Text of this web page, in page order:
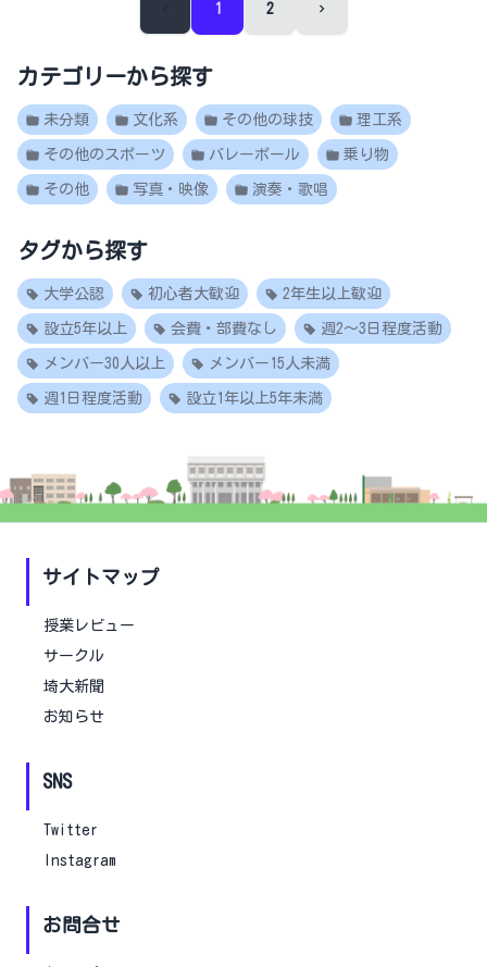
1 2
カテゴリーから探す
未分類 文化系 その他の球技 理工系
その他のスポーツ バレーボール 乗り物
その他 写真・映像 演奏・歌唱
タグから探す
大学公認 初心者大歓迎 2年生以上歓迎
設立5年以上 会費・部費なし 週2～3日程度活動
メンバー30人以上 メンバー15人未満
週1日程度活動 設立1年以上5年未満
サイトマップ
授業レビュー
サークル
埼大新聞
お知らせ
SNS
Twitter
Instagram
お問合せ